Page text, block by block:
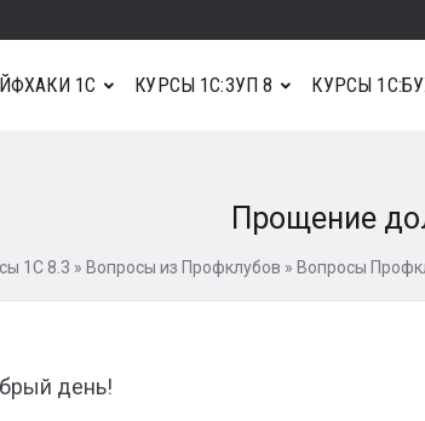
1С КУРСЫ 1С:ЗУП 8 КУРСЫ
Прощение
1С 8.3 » Вопросы из Профклубов » Вопросы
день!